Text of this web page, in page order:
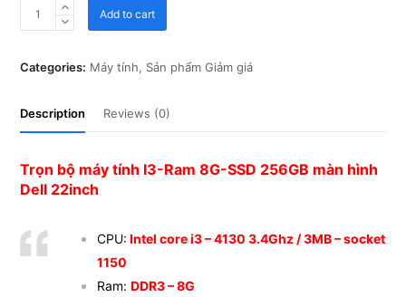
Dell
8G-
–
màn
Dell
22inch
Add to cart
Categories: Máy tính, Sản phẩm Giảm giá
Description Reviews (0)
Trọn bộ máy tính I3-Ram 8G-SSD 256GB màn hình
Dell 22inch
CPU: Intel core i3 – 4130 3.4Ghz / 3MB – socket
1150
Ram:DDR3 – 8G